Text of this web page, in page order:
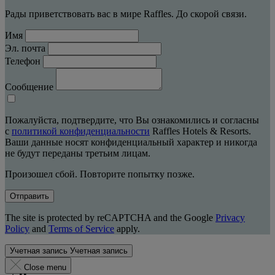
Рады приветствовать вас в мире Raffles. До скорой связи.
Имя
Эл. почта
Телефон
Сообщение
Пожалуйста, подтвердите, что Вы ознакомились и согласны
с политикой конфиденциальности Raffles Hotels & Resorts.
Ваши данные носят конфиденциальный характер и никогда
не будут переданы третьим лицам.
Произошел сбой. Повторите попытку позже.
Отправить
The site is protected by reCAPTCHA and the Google Privacy
Policy and Terms of Service apply.
Учетная запись Учетная запись
Close menu